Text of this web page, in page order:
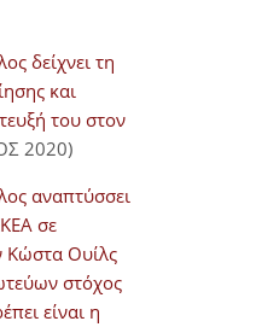
δείχνει τη
και
του στον
2020)
αναπτύσσει
σε
Κώστα Ουίλς
στόχος
είναι η